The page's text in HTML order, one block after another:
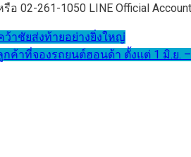
261-1050 LINE Official
คว้าชัยส่งท้ายอย่างยิ่งใหญ่
าที่จองรถยนต์ฮอนด้า ตั้งแต่ 1 มิ.ย.